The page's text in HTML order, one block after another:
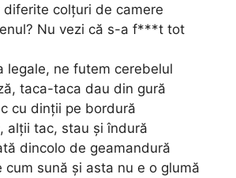
colțuri de camere
Nu vezi că s-a f***t tot
legale, ne futem cerebelul
taca-taca dau din gură
cu dinții pe bordură
alții tac, stau și îndură
dincolo de geamandură
cum sună și asta nu e o glumă